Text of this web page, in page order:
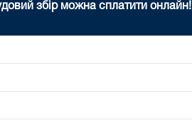
збір можна сплатити онлайн!